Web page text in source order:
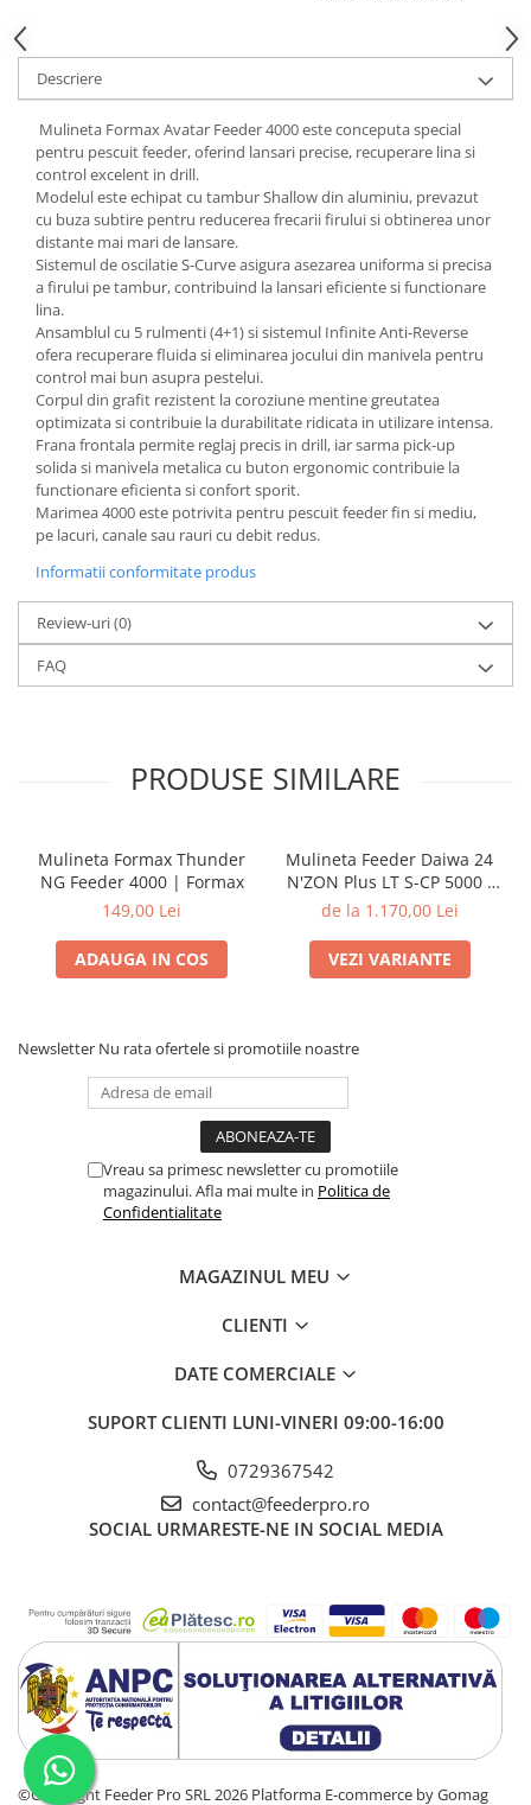
Descriere
Mulineta FormaxAvatar Feeder 4000 este conceputa special
pentru pescuit feeder, oferind lansari precise, recuperare lina si
control excelent in drill.
Modelul este echipat cu tambur Shallow din aluminiu, prevazut
cu buza subtire pentru reducerea frecarii firului si obtinerea unor
distante mai mari de lansare.
Sistemul de oscilatie S-Curve asigura asezarea uniforma si precisa
a firului pe tambur, contribuind la lansari eficiente si functionare
lina.
Ansamblul cu 5 rulmenti (4+1) si sistemul Infinite Anti-Reverse
ofera recuperare fluida si eliminarea jocului din manivela pentru
control mai bun asupra pestelui.
Corpul din grafit rezistent la coroziune mentine greutatea
optimizata si contribuie la durabilitate ridicata in utilizare intensa.
Frana frontala permite reglaj precis in drill, iar sarma pick-up
solida si manivela metalica cu buton ergonomic contribuie la
functionare eficienta si confort sporit.
Marimea 4000 este potrivita pentru pescuit feeder fin si mediu,
pe lacuri, canale sau rauri cu debit redus.
Informatii conformitate produs
Review-uri(0)
FAQ
PRODUSE SIMILARE
Mulineta Formax Thunder
NG Feeder 4000 | Formax
149,00 Lei
ADAUGA IN COS
Mulineta Feeder Daiwa 24
N'ZON Plus LT S-CP 5000 /
6000 | Daiwa
de la 1.170,00 Lei
VEZI VARIANTE
Newsletter Nu rata ofertele si promotiile noastre
Vreau sa primesc newsletter cu promotiile
magazinului. Afla mai multe in Politica de
Confidentialitate
MAGAZINUL MEU
CLIENTI
DATE COMERCIALE
SUPORT CLIENTI LUNI-VINERI 09:00-16:00
0729367542
contact@feederpro.ro
SOCIAL URMARESTE-NE IN SOCIAL MEDIA
©Copyright Feeder Pro SRL 2026 Platforma E-commerce by Gomag